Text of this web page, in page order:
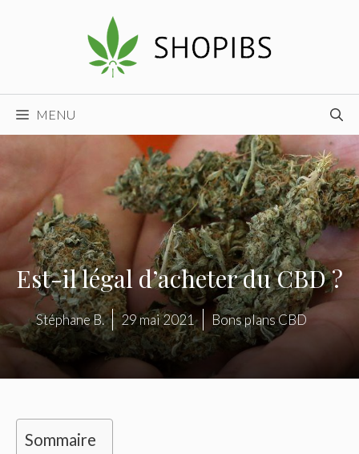
MENU
Est-il légal d’acheter du CBD ?
Stéphane B. 29 mai 2021 Bons plans CBD
Sommaire